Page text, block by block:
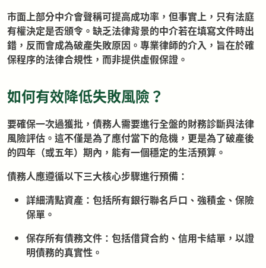
市面上部分中介會聲稱可提高成功率，但事實上，只有法庭
有權決定是否頒令。缺乏法律背景的中介若在填寫文件時出
錯，反而會成為破產失敗原因。專業律師的介入，旨在於確
保程序的法律合規性，而非提供虛假保證。
如何有效降低失敗風險？
要確保一次過獲批，債務人需要進行全盤的財務診斷與法律
風險評估。這不僅是為了應付當下的危機，更是為了破產後
的四年（或五年）期內，能有一個穩定的生活預算。
債務人應遵循以下三大核心步驟進行預備：
詳細清點資產：包括所有銀行聯名戶口、強積金、保險
保單。
保存所有債務文件：包括借貸合約、信用卡結單，以證
明債務的真實性。